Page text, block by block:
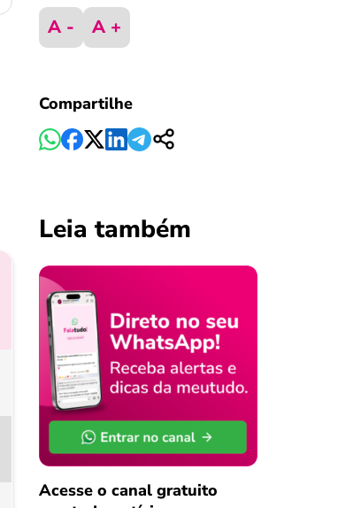
A - A +
Compartilhe
Leia também
Acesse o canal gratuito